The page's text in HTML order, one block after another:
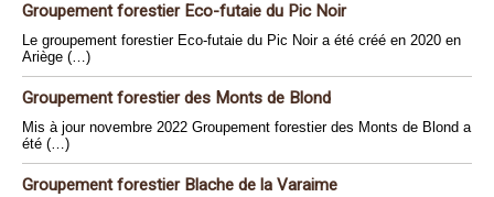
Groupement forestier Eco-futaie du Pic Noir
Le groupement forestier Eco-futaie du Pic Noir a été créé en 2020 en
Ariège (…)
Groupement forestier des Monts de Blond
Mis à jour novembre 2022 Groupement forestier des Monts de Blond a
été (…)
Groupement forestier Blache de la Varaime